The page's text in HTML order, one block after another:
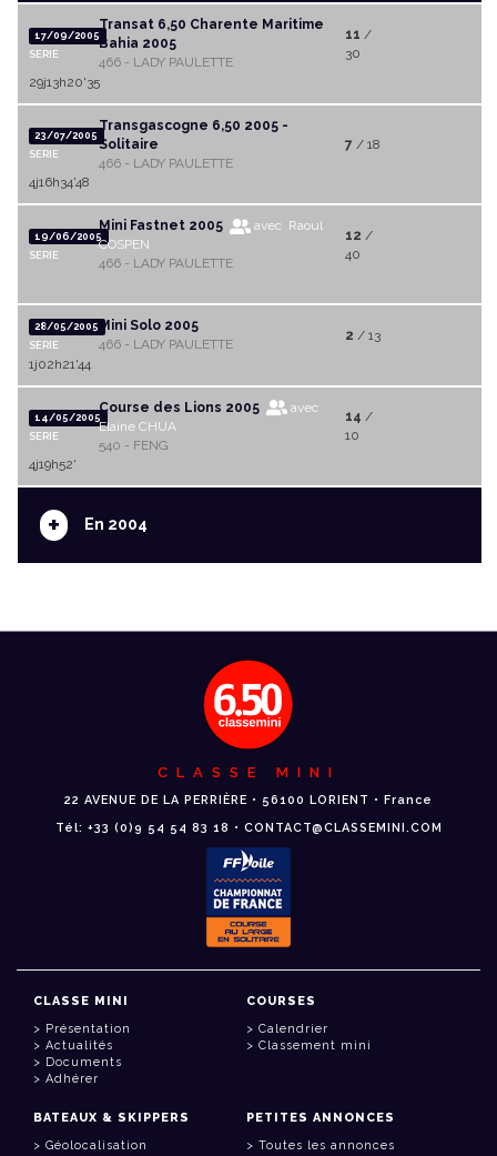
17/09/2005
SERIE
Transat 6,50 Charente Maritime
Bahia 2005
466 - LADY PAULETTE
11 /
30
29j13h20'35
23/07/2005
SERIE
Transgascogne 6,50 2005 -
Solitaire
466 - LADY PAULETTE
7 / 18
4j16h34'48
19/06/2005
SERIE
Mini Fastnet 2005
avec Raoul
COSPEN
466 - LADY PAULETTE
12 /
40
28/05/2005
SERIE
Mini Solo 2005
466 - LADY PAULETTE
2 / 13
1j02h21'44
14/05/2005
SERIE
Course des Lions 2005
avec
Elaine CHUA
540 - FENG
14 /
10
4j19h52'
+ En 2004
CLASSE MINI
22 AVENUE DE LA PERRIÈRE • 56100 LORIENT • France
Tél: +33 (0)9 54 54 83 18 • CONTACT@CLASSEMINI.COM
CLASSE MINI
Présentation
Actualités
Documents
Adhérer
COURSES
Calendrier
Classement mini
BATEAUX & SKIPPERS
Géolocalisation
PETITES ANNONCES
Toutes les annonces